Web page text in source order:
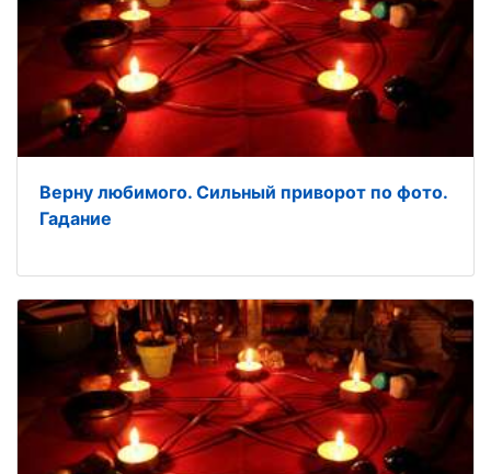
Верну любимого. Сильный приворот по фото.
Гадание